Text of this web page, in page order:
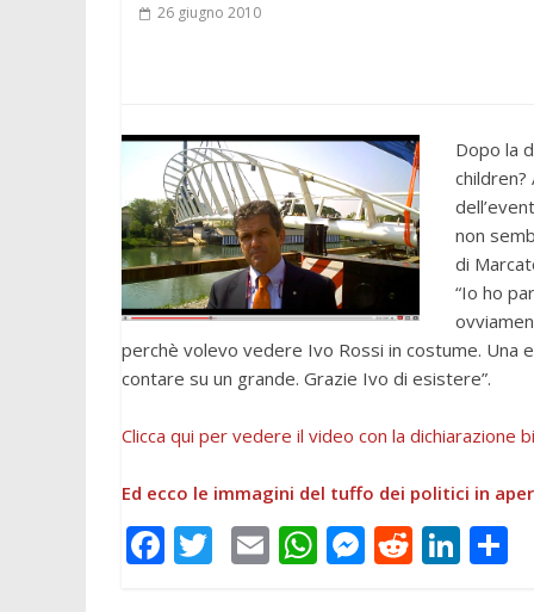
26 giugno 2010
Dopo la
non
di
“Io ho
perchè volevo vedere Ivo Rossi in costume. Una
contare su un grande. Grazie Ivo di esistere”.
Clicca qui per vedere il video con la dichiarazione
Ed ecco le immagini del tuffo dei politici in
F T E W M R Li